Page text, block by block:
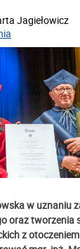
Jagiełowicz
w uznaniu
oraz tworzenia
z